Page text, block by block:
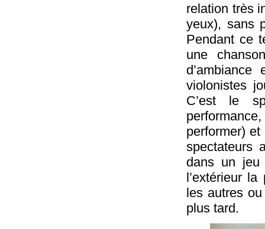
relation très
yeux), sans
Pendant ce
une
violonistes
C’est le
performer)
spectateurs
dans un jeu
l’extérieur
les autres
plus tard.